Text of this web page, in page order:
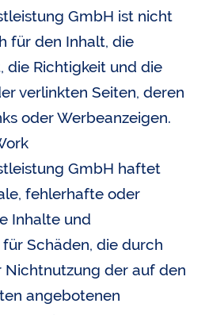
GmbH ist nicht
für den Inhalt, die
die Richtigkeit und die
verlinkten Seiten, deren
oder Werbeanzeigen.
GmbH haftet
fehlerhafte oder
Inhalte und
Schäden, die durch
Nichtnutzung der auf den
angebotenen